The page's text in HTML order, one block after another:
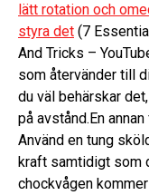
lätt rotation och
styra det (7
And Tricks –
som återvänder till
du väl behärskar
på avstånd.En
Använd en tung
kraft samtidigt som
chockvågen